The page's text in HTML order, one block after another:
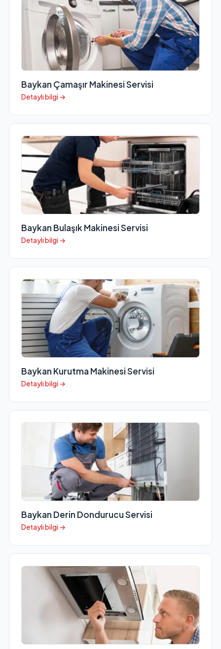
Baykan Çamaşır Makinesi Servisi
Detaylı bilgi →
Baykan Bulaşık Makinesi Servisi
Detaylı bilgi →
Baykan Kurutma Makinesi Servisi
Detaylı bilgi →
Baykan Derin Dondurucu Servisi
Detaylı bilgi →